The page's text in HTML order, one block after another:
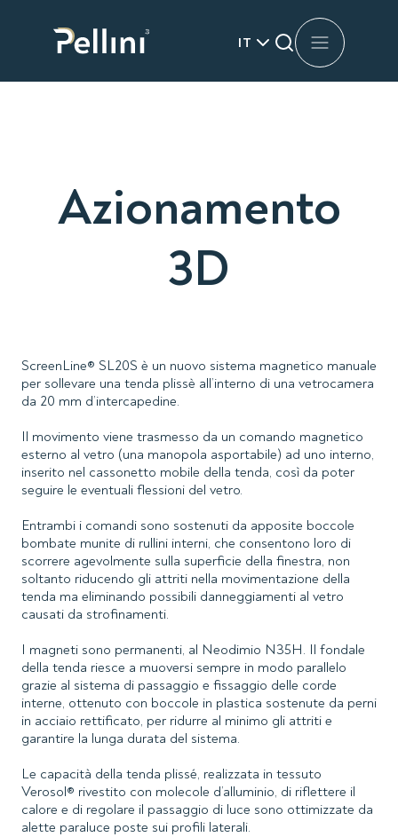
IT
Azionamento
3D
ScreenLine® SL20S è un nuovo sistema magnetico manuale
per sollevare una tenda plissè all’interno di una vetrocamera
da 20 mm d’intercapedine.
Il movimento viene trasmesso da un comando magnetico
esterno al vetro (una manopola asportabile) ad uno interno,
inserito nel cassonetto mobile della tenda, così da poter
seguire le eventuali flessioni del vetro.
Entrambi i comandi sono sostenuti da apposite boccole
bombate munite di rullini interni, che consentono loro di
scorrere agevolmente sulla superficie della finestra, non
soltanto riducendo gli attriti nella movimentazione della
tenda ma eliminando possibili danneggiamenti al vetro
causati da strofinamenti.
I magneti sono permanenti, al Neodimio N35H. Il fondale
della tenda riesce a muoversi sempre in modo parallelo
grazie al sistema di passaggio e fissaggio delle corde
interne, ottenuto con boccole in plastica sostenute da perni
in acciaio rettificato, per ridurre al minimo gli attriti e
garantire la lunga durata del sistema.
Le capacità della tenda plissé, realizzata in tessuto
Verosol® rivestito con molecole d’alluminio, di riflettere il
calore e di regolare il passaggio di luce sono ottimizzate da
alette paraluce poste sui profili laterali.